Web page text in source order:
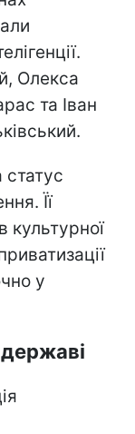
Олекса
та Іван
статус
Її
культурної
у